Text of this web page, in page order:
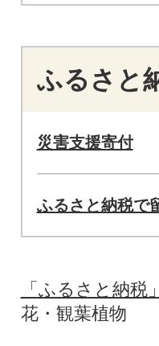
ふるさと
災害支援寄付
ふるさと納税で
「ふるさと納税
花・観葉植物